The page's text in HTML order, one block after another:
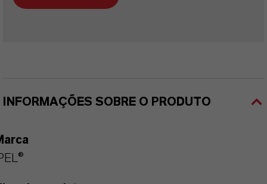
INFORMAÇÕES SOBRE O PRODUTO